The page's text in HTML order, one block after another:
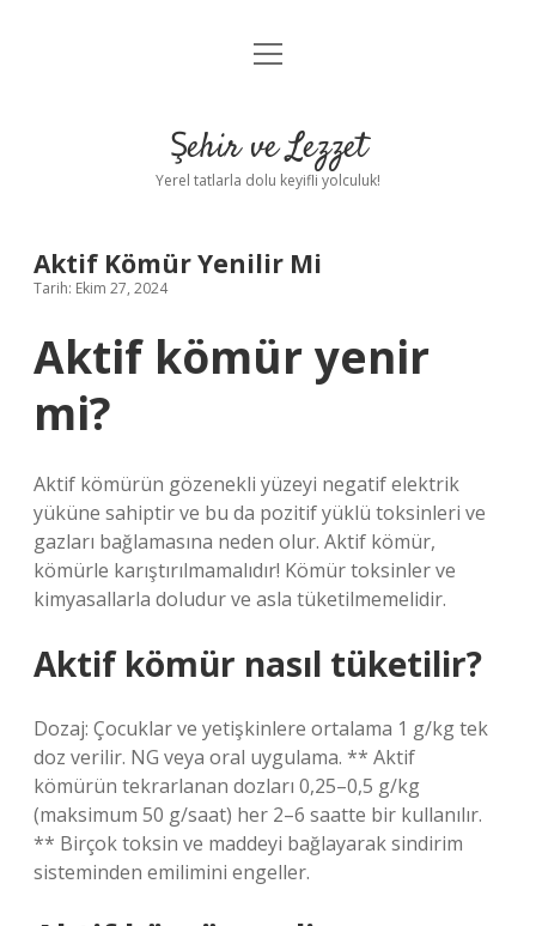
Anasayfa
Yasal Uyarı
menüyü
Şehir ve Lezzet
Yerel tatlarla dolu keyifli yolculuk!
Aktif Kömür Yenilir Mi
Tarih: Ekim 27, 2024
Aktif kömür yenir
mi?
Aktif kömürün gözenekli yüzeyi negatif elektrik
yüküne sahiptir ve bu da pozitif yüklü toksinleri ve
gazları bağlamasına neden olur. Aktif kömür,
kömürle karıştırılmamalıdır! Kömür toksinler ve
kimyasallarla doludur ve asla tüketilmemelidir.
Aktif kömür nasıl tüketilir?
Dozaj: Çocuklar ve yetişkinlere ortalama 1 g/kg tek
doz verilir. NG veya oral uygulama. ** Aktif
kömürün tekrarlanan dozları 0,25–0,5 g/kg
(maksimum 50 g/saat) her 2–6 saatte bir kullanılır.
** Birçok toksin ve maddeyi bağlayarak sindirim
sisteminden emilimini engeller.